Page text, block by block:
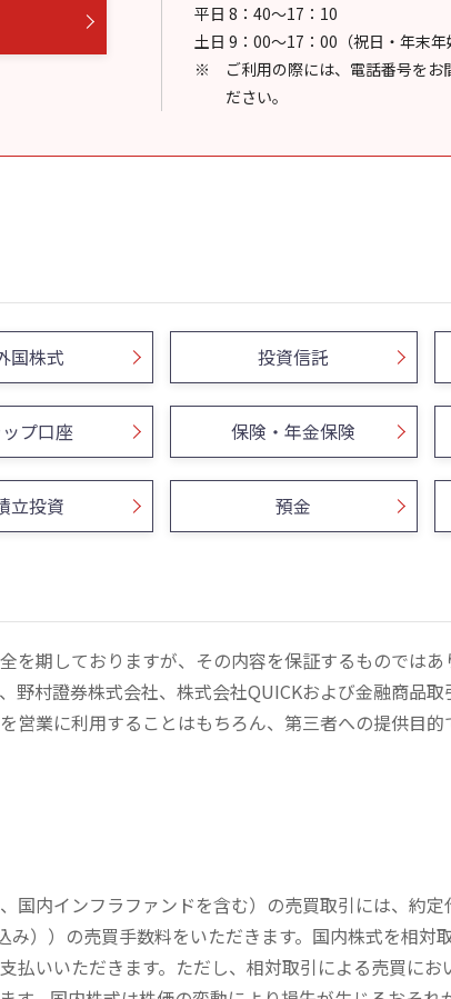
平日 8：40～17：10
土日 9：00～17：00（祝日・年末年
ご利用の際には、電話番号をお
ださい。
国株式 投資信託
プ口座 保険・年金保険
立投資 預金
を期しておりますが、その内容を保証するものでは
野村證券株式会社、株式会社QUICKおよび金融商品
営業に利用することはもちろん、第三者への提供目
国内インフラファンドを含む）の売買取引には、約
））の売買手数料をいただきます。国内株式を相対
払いいただきます。ただし、相対取引による売買に